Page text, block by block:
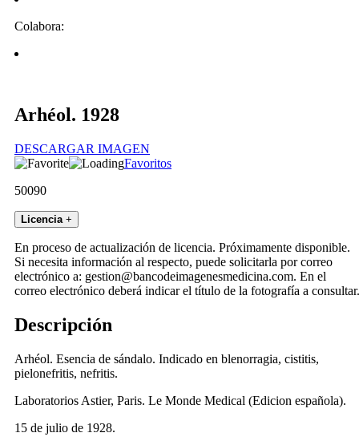
Colabora:
Arhéol. 1928
DESCARGAR IMAGEN
Favoritos
50090
Licencia +
En proceso de actualización de licencia. Próximamente disponible.
Si necesita información al respecto, puede solicitarla por correo
electrónico a: gestion@bancodeimagenesmedicina.com. En el
correo electrónico deberá indicar el título de la fotografía a consultar.
Descripción
Arhéol. Esencia de sándalo. Indicado en blenorragia, cistitis,
pielonefritis, nefritis.
Laboratorios Astier, Paris. Le Monde Medical (Edicion española).
15 de julio de 1928.